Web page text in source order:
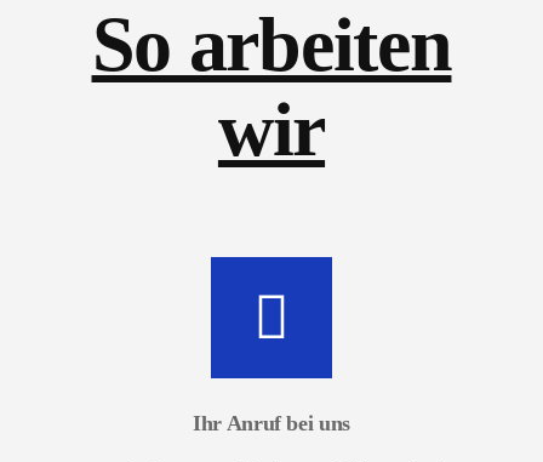
So arbeiten
wir
Ihr Anruf bei uns